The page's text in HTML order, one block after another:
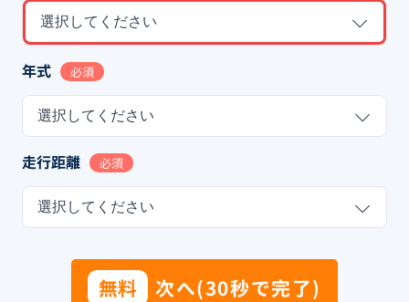
選択してください
年式 必須
選択してください
走行距離 必須
選択してください
無料 次へ(30秒で完了)